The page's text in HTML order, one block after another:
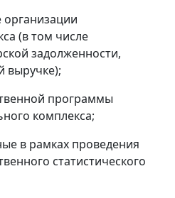
(в том числе
задолженности,
выручке);
программы
комплекса;
в рамках проведения
статистического